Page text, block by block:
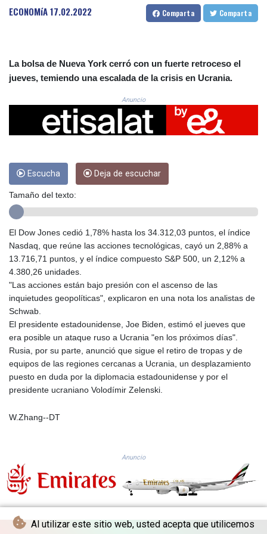
Al utilizar este sitio web, usted acepta que utilicemos
CRC 524.22617
CUC 1.154472
DJF 205.172641
DKK 7.476145
DZD 153.279508
EGP 57.585512
ERN 17.317076
FKP 0.856331
GBP 0.854713
GIP 0.856331
GMD 84.856485
GNF 10140.856305
GYD 241.831737
HKD 9.057432
HRK 7.535817
HTG 150.98364
HUF 364.606998
IDR 20526.507465
ILS 3.461279
IMP 0.856331
ISK 142.20827
JMD 183.379231
KES 149.365809
ECONOMíA17.02.2022 Comparta Comparta
La bolsa de Nueva York cerró con un fuerte retroceso el
jueves, temiendo una escalada de la crisis en Ucrania.
Anuncio
Escucha Deja de escuchar
Tamaño del texto:
El Dow Jones cedió 1,78% hasta los 34.312,03 puntos, el índice
Nasdaq, que reúne las acciones tecnológicas, cayó un 2,88% a
13.716,71 puntos, y el índice compuesto S&P 500, un 2,12% a
4.380,26 unidades.
"Las acciones están bajo presión con el ascenso de las
inquietudes geopolíticas", explicaron en una nota los analistas de
Schwab.
El presidente estadounidense, Joe Biden, estimó el jueves que
era posible un ataque ruso a Ucrania "en los próximos días".
Rusia, por su parte, anunció que sigue el retiro de tropas y de
equipos de las regiones cercanas a Ucrania, un desplazamiento
puesto en duda por la diplomacia estadounidense y por el
presidente ucraniano Volodímir Zelenski.
W.Zhang--DT
Anuncio